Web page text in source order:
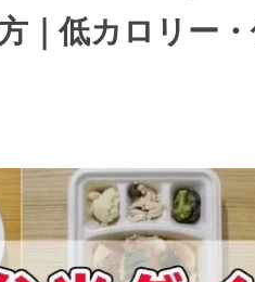
｜低カロリー